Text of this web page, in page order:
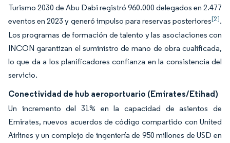
Turismo 2030 de Abu Dabi registró 960.000 delegados en 2.477
eventos en 2023 y generó impulso para reservas posteriores[2].
Los programas de formación de talento y las asociaciones con
INCON garantizan el suministro de mano de obra cualificada,
lo que da a los planificadores confianza en la consistencia del
servicio.
Conectividad de hub aeroportuario (Emirates/Etihad)
Un incremento del 31% en la capacidad de asientos de
Emirates, nuevos acuerdos de código compartido con United
Airlines y un complejo de ingeniería de 950 millones de USD en